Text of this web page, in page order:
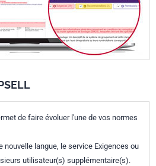
de faire évoluer l'une de vos normes
nouvelle langue, le service Exigences ou
utilisateur(s) supplémentaire(s).